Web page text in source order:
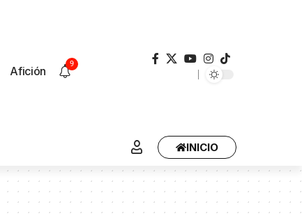
Afición
9
INICIO